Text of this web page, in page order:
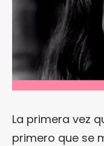
La primera vez
primero que se